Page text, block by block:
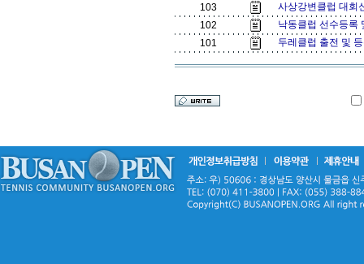
103
사상강변클럽 대회
102
낙동클럽 선수등
101
두레클럽 출전 및